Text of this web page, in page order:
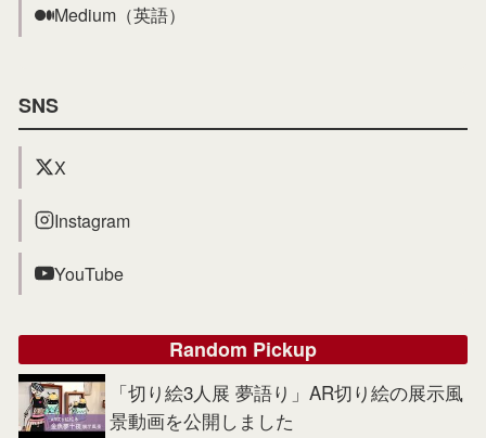
Medium（英語）
SNS
X
Instagram
YouTube
Random Pickup
「切り絵3人展 夢語り」AR切り絵の展示風
景動画を公開しました